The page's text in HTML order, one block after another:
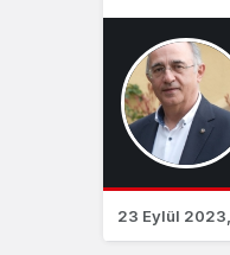
23 Eylül